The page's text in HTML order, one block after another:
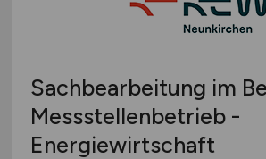
Sachbearbeitung im
Messstellenbetrieb -
Energiewirtschaft